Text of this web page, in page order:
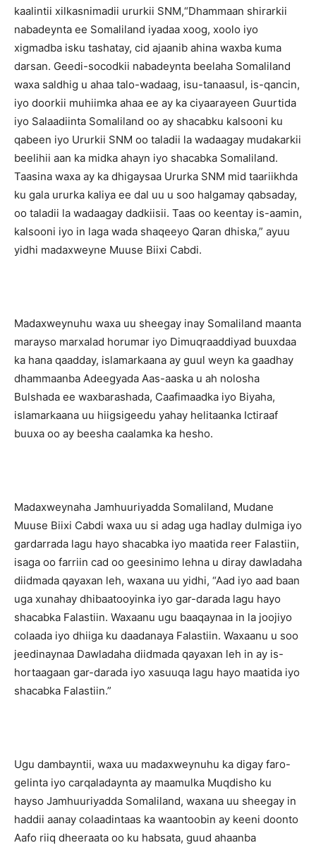
kaalintii xilkasnimadii ururkii SNM,“Dhammaan shirarkii
nabadeynta ee Somaliland iyadaa xoog, xoolo iyo
xigmadba isku tashatay, cid ajaanib ahina waxba kuma
darsan. Geedi-socodkii nabadeynta beelaha Somaliland
waxa saldhig u ahaa talo-wadaag, isu-tanaasul, is-qancin,
iyo doorkii muhiimka ahaa ee ay ka ciyaarayeen Guurtida
iyo Salaadiinta Somaliland oo ay shacabku kalsooni ku
qabeen iyo Ururkii SNM oo taladii la wadaagay mudakarkii
beelihii aan ka midka ahayn iyo shacabka Somaliland.
Taasina waxa ay ka dhigaysaa Ururka SNM mid taariikhda
ku gala ururka kaliya ee dal uu u soo halgamay qabsaday,
oo taladii la wadaagay dadkiisii. Taas oo keentay is-aamin,
kalsooni iyo in laga wada shaqeeyo Qaran dhiska,” ayuu
yidhi madaxweyne Muuse Biixi Cabdi.
Madaxweynuhu waxa uu sheegay inay Somaliland maanta
marayso marxalad horumar iyo Dimuqraaddiyad buuxdaa
ka hana qaadday, islamarkaana ay guul weyn ka gaadhay
dhammaanba Adeegyada Aas-aaska u ah nolosha
Bulshada ee waxbarashada, Caafimaadka iyo Biyaha,
islamarkaana uu hiigsigeedu yahay helitaanka Ictiraaf
buuxa oo ay beesha caalamka ka hesho.
Madaxweynaha Jamhuuriyadda Somaliland, Mudane
Muuse Biixi Cabdi waxa uu si adag uga hadlay dulmiga iyo
gardarrada lagu hayo shacabka iyo maatida reer Falastiin,
isaga oo farriin cad oo geesinimo lehna u diray dawladaha
diidmada qayaxan leh, waxana uu yidhi, “Aad iyo aad baan
uga xunahay dhibaatooyinka iyo gar-darada lagu hayo
shacabka Falastiin. Waxaanu ugu baaqaynaa in la joojiyo
colaada iyo dhiiga ku daadanaya Falastiin. Waxaanu u soo
jeedinaynaa Dawladaha diidmada qayaxan leh in ay is-
hortaagaan gar-darada iyo xasuuqa lagu hayo maatida iyo
shacabka Falastiin.”
Ugu dambayntii, waxa uu madaxweynuhu ka digay faro-
gelinta iyo carqaladaynta ay maamulka Muqdisho ku
hayso Jamhuuriyadda Somaliland, waxana uu sheegay in
haddii aanay colaadintaas ka waantoobin ay keeni doonto
Aafo riiq dheeraata oo ku habsata, guud ahaanba